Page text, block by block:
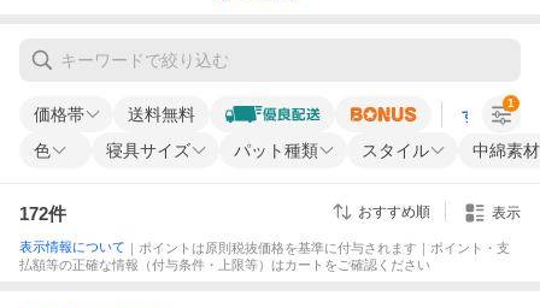
価格帯 送料無料 すべての条
色 寝具サイズ パット種類 スタイル 中綿素材
1
172件 おすすめ順 表示
表示情報について ｜ポイントは原則税抜価格を基準に付与されます｜ポイント・支
払額等の正確な情報（付与条件・上限等）はカートをご確認ください